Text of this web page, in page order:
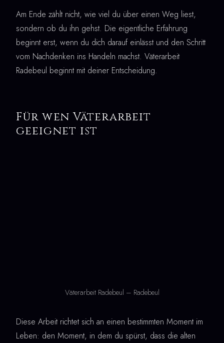
Am Ende zählt nicht, wie viel du über einen Weg liest,
sondern ob du ihn gehst. Die eigentliche Erfahrung
beginnt erst, wenn du dich darauf einlässt und den Schritt
vom Nachdenken ins Handeln machst. Väterarbeit
Radebeul beginnt mit deiner Entscheidung.
Für wen Väterarbeit
geeignet ist
Väterarbeit Radebeul – Radebeul
Diese Arbeit richtet sich an einen bestimmten Moment im
Leben: den Moment, in dem du spürst, dass die alten